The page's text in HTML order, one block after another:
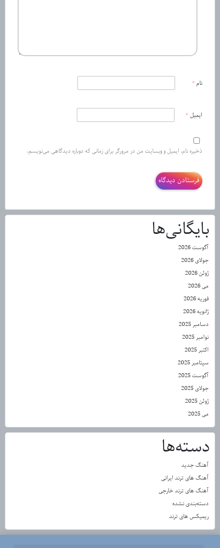
نام *
ایمیل *
ذخیره نام، ایمیل و وبسایت من در مرورگر برای زمانی که دوباره دیدگاهی می‌نویسم.
بایگانی‌ها
آگوست 2026
جولای 2026
ژوئن 2026
می 2026
فوریه 2026
ژانویه 2026
دسامبر 2025
نوامبر 2025
اکتبر 2025
سپتامبر 2025
آگوست 2025
جولای 2025
ژوئن 2025
می 2025
دسته‌ها
آهنگ جدید
آهنگ های ترند ایرانی
آهنگ های ترند خارجی
دسته‌بندی نشده
ریمیکس های ترند